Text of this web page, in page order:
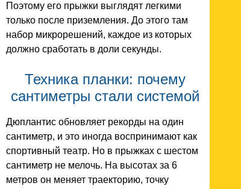
Поэтому его прыжки выглядят легкими
только после приземления. До этого там
набор микрорешений, каждое из которых
должно сработать в доли секунды.
Техника планки: почему
сантиметры стали системой
Дюплантис обновляет рекорды на один
сантиметр, и это иногда воспринимают как
спортивный театр. Но в прыжках с шестом
сантиметр не мелочь. На высотах за 6
метров он меняет траекторию, точку